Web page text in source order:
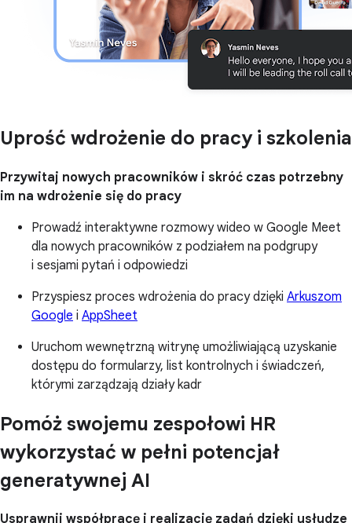
Uprość wdrożenie do pracy i szkolenia
Przywitaj nowych pracowników i skróć czas potrzebny
im na wdrożenie się do pracy
Prowadź interaktywne rozmowy wideo w Google Meet
dla nowych pracowników z podziałem na podgrupy
i sesjami pytań i odpowiedzi
Przyspiesz proces wdrożenia do pracy dzięki Arkuszom
Google i AppSheet
Uruchom wewnętrzną witrynę umożliwiającą uzyskanie
dostępu do formularzy, list kontrolnych i świadczeń,
którymi zarządzają działy kadr
Pomóż swojemu zespołowi HR
wykorzystać w pełni potencjał
generatywnej AI
Usprawnij współpracę i realizację zadań dzięki usłudze